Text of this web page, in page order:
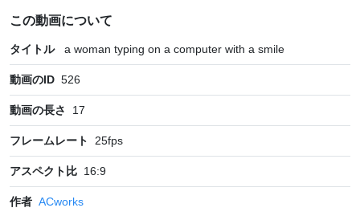
この動画について
タイトル a woman typing on a computer with a smile
動画のID 526
動画の長さ 17
フレームレート 25fps
アスペクト比 16:9
作者 ACworks